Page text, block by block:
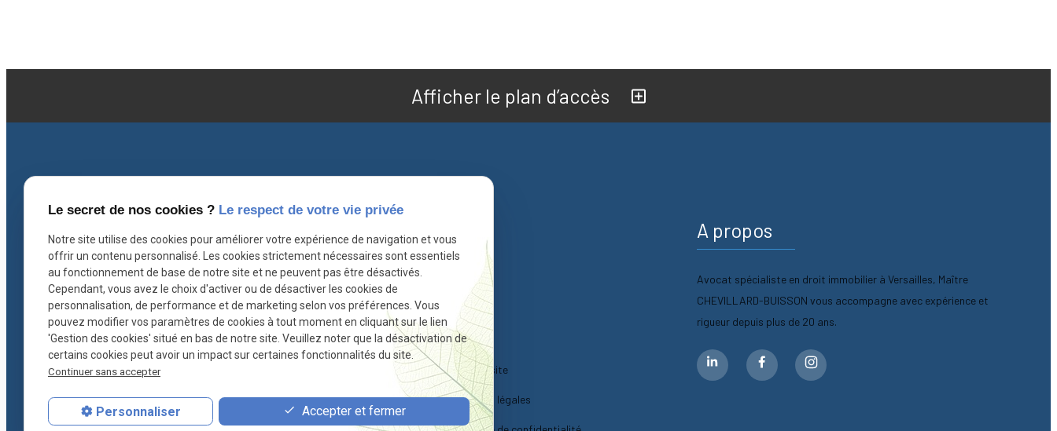
Afficher le plan d’accès
Coordonnées
contact@ascb-avocat.fr
26 rue Hoche
78000 VERSAILLES
01 30 21 28 54
Informations
Accueil
Actualités
Contact
Plan du site
Mentions légales
A propos
Avocat spécialiste en droit immobilier à Versailles, Maître
CHEVILLARD-BUISSON vous accompagne avec expérience et
rigueur depuis plus de 20 ans.
Le secret de nos cookies ? Le respect de votre vie privée
Notre site utilise des cookies pour améliorer votre expérience de navigation et vous
offrir un contenu personnalisé. Les cookies strictement nécessaires sont essentiels
au fonctionnement de base de notre site et ne peuvent pas être désactivés.
Cependant, vous avez le choix d'activer ou de désactiver les cookies de
personnalisation, de performance et de marketing selon vos préférences. Vous
pouvez modifier vos paramètres de cookies à tout moment en cliquant sur le lien
'Gestion des cookies' situé en bas de notre site. Veuillez noter que la désactivation de
certains cookies peut avoir un impact sur certaines fonctionnalités du site.
Continuer sans accepter
Personnaliser Accepter et fermer